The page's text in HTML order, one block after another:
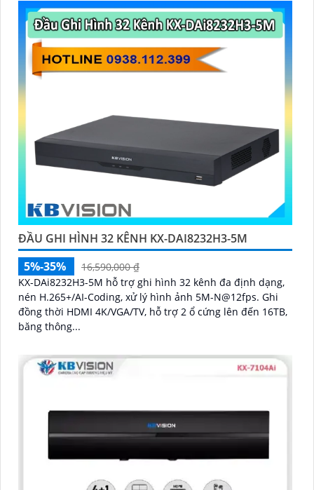
ĐẦU GHI HÌNH 32 KÊNH KX-DAI8232H3-5M
5%-35%
16,590,000 ₫
KX-DAi8232H3-5M hỗ trợ ghi hình 32 kênh đa định dạng,
nén H.265+/AI-Coding, xử lý hình ảnh 5M-N@12fps. Ghi
đồng thời HDMI 4K/VGA/TV, hỗ trợ 2 ổ cứng lên đến 16TB,
băng thông...